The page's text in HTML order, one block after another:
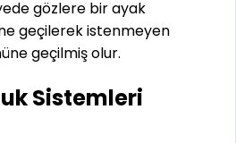
gözlere bir ayak
geçilerek istenmeyen
geçilmiş olur.
Sistemleri